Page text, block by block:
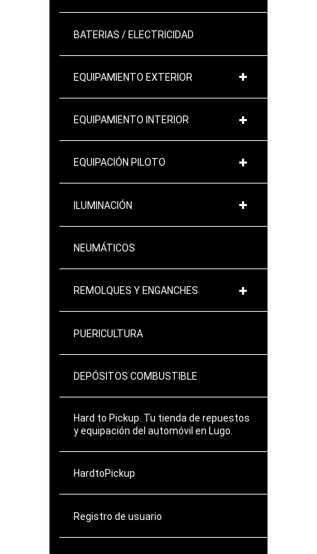
BATERIAS / ELECTRICIDAD
EQUIPAMIENTO EXTERIOR
EQUIPAMIENTO INTERIOR
EQUIPACIÓN PILOTO
ILUMINACIÓN
NEUMÁTICOS
REMOLQUES Y ENGANCHES
PUERICULTURA
DEPÓSITOS COMBUSTIBLE
Hard to Pickup. Tu tienda de repuestos
y equipación del automóvil en Lugo.
HardtoPickup
Registro de usuario